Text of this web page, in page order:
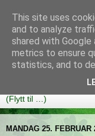
En bibelleseplan
Bibelen på ett år!
MANDAG 25. FEBRUAR
This site uses
and to analyze
shared with
metrics to ensure
statistics, and to